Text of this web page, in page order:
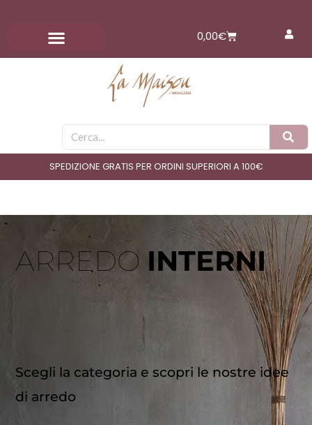
contenuto
0,00€Carrello
Cerca
SPEDIZIONE GRATIS PER ORDINI SUPERIORI A 100€
ARREDO INTERNI
Scegli la categoria e scopri le nostre idee
di arredo